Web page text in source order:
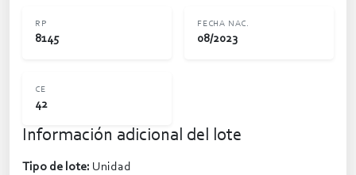
RP
8145
FECHA NAC.
08/2023
CE
42
Información adicional del lote
Tipo de lote: Unidad